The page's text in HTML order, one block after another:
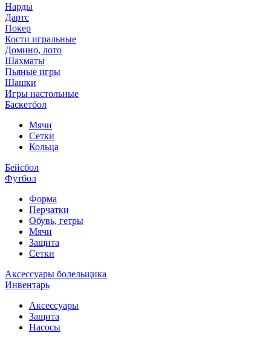
Нарды
Дартс
Покер
Кости игральные
Домино, лото
Шахматы
Пьяные игры
Шашки
Игры настольные
Баскетбол
Мячи
Сетки
Кольца
Бейсбол
Футбол
Форма
Перчатки
Обувь, гетры
Мячи
Защита
Сетки
Аксессуары болельщика
Инвентарь
Аксессуары
Защита
Насосы